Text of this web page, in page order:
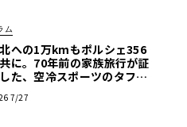
リストにその名を刻むもの
ポルシェの4.0リッター自然
ム
への1万kmもポルシェ356
に。70年前の家族旅行が証
た、空冷スポーツのタフな
7/27